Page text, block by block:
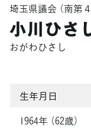
埼玉県議会 （南第
小川ひさ
おがわひさし
生年月日
1964年 （62歳）